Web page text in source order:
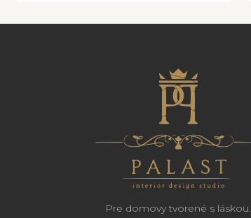
Pre domovy tvorené s láskou.